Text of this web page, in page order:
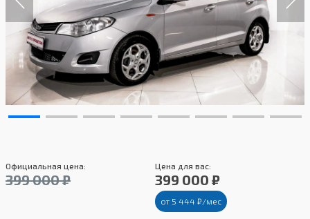
Официальная цена:
399 000 ₽
Цена для вас:
399 000 ₽
от 5 444 ₽/мес